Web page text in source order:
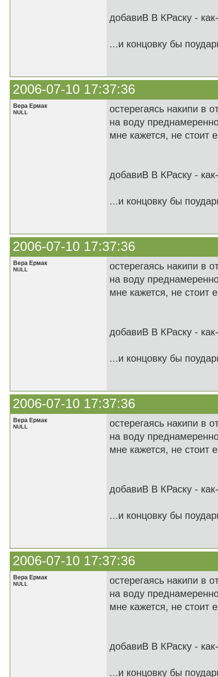
добавиВ В КРаску -
...и концовку бы
2006-07-10 17:37:36
Вера Ермак
NULL
остерегаясь накипи в
на воду
мне кажется, не стоит
добавиВ В КРаску -
...и концовку бы
2006-07-10 17:37:36
Вера Ермак
NULL
остерегаясь накипи в
на воду
мне кажется, не стоит
добавиВ В КРаску -
...и концовку бы
2006-07-10 17:37:36
Вера Ермак
NULL
остерегаясь накипи в
на воду
мне кажется, не стоит
добавиВ В КРаску -
...и концовку бы
2006-07-10 17:37:36
Вера Ермак
NULL
остерегаясь накипи в
на воду
мне кажется, не стоит
добавиВ В КРаску -
...и концовку бы